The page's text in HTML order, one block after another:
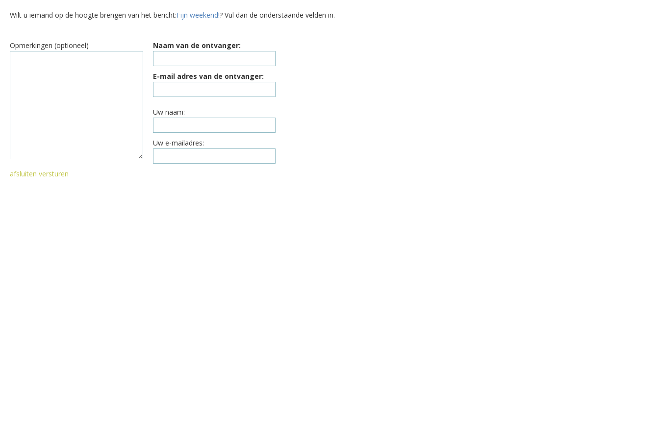
Wilt u iemand op de hoogte brengen van het bericht:Fijn weekend!? Vul dan de onderstaande velden in.
Opmerkingen (optioneel) Naam van de ontvanger:
E-mail adres van de ontvanger:
Uw naam:
Uw e-mailadres:
afsluiten versturen